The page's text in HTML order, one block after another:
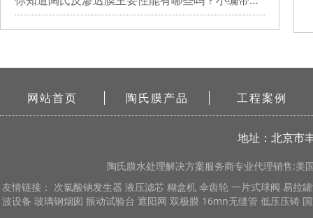
网站首页 陶氏膜产品 工程案例
地址：北京市
陶氏膜水处理解决方案服务商专业代理销售:美
友情链接： 次氯酸钠发生器 液压滤芯 糊盒机 伞齿轮 一片式球阀 易拉
波设备 玻璃钢烟囱 振动试验台 遮阳网 双极膜 16mn无缝管 低压压铸